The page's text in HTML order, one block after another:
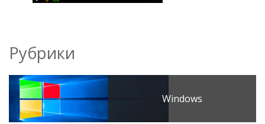
Рубрики
Windows